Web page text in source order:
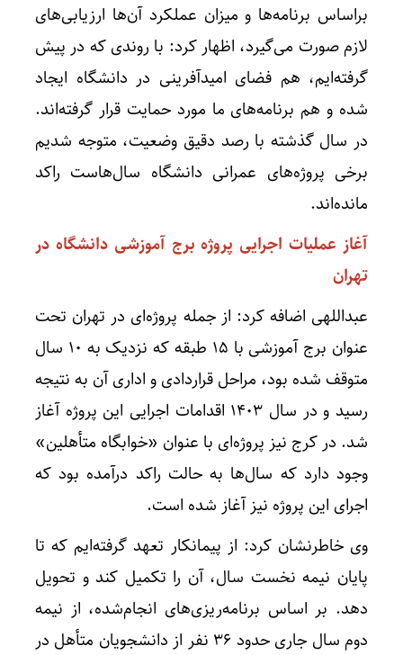
براساس برنامه‌ها و میزان عملکرد آن‌ها ارزیابی‌های
لازم صورت می‌گیرد، اظهار کرد: با روندی که در پیش
گرفته‌ایم، هم فضای امیدآفرینی در دانشگاه ایجاد
شده و هم برنامه‌های ما مورد حمایت قرار گرفته‌اند.
در سال گذشته با رصد دقیق وضعیت، متوجه شدیم
برخی پروژه‌های عمرانی دانشگاه سال‌هاست راکد
مانده‌اند.
آغاز عملیات اجرایی پروژه برج آموزشی دانشگاه در
تهران
عبداللهی اضافه کرد: از جمله پروژه‌ای در تهران تحت
عنوان برج آموزشی با ۱۵ طبقه که نزدیک به ۱۰ سال
متوقف شده بود، مراحل قراردادی و اداری آن به نتیجه
رسید و در سال ۱۴۰۳ اقدامات اجرایی این پروژه آغاز
شد. در کرج نیز پروژه‌ای با عنوان «خوابگاه متأهلین»
وجود دارد که سال‌ها به حالت راکد درآمده بود که
اجرای این پروژه نیز آغاز شده است.
وی خاطرنشان کرد: از پیمانکار تعهد گرفته‌ایم که تا
پایان نیمه نخست سال، آن را تکمیل کند و تحویل
دهد. بر اساس برنامه‌ریزی‌های انجام‌شده، از نیمه
دوم سال جاری حدود ۳۶ نفر از دانشجویان متأهل در